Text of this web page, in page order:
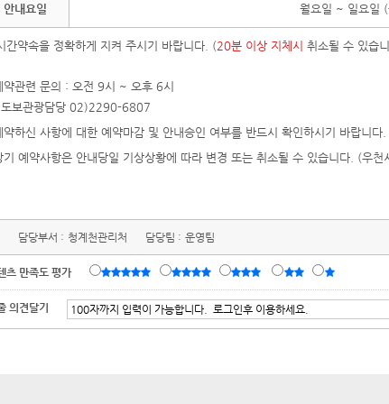
안내요일 월요일 ~ 일요일
간약속을 정확하게 지켜 주시기 바랍니다. (20분 이상 지체시 취소될 수 있습
약관련 문의 : 오전 9시 ~ 오후 6시
도보관광담당 02)2290-6807
약하신 사항에 대한 예약마감 및 안내승인 여부를 반드시 확인하시기 바랍니다.
기 예약사항은 안내당일 기상상황에 따라 변경 또는 취소될 수 있습니다. (우천
담당부서 : 청계천관리처 담당팀 : 운영팀
츠 만족도 평가
의견달기